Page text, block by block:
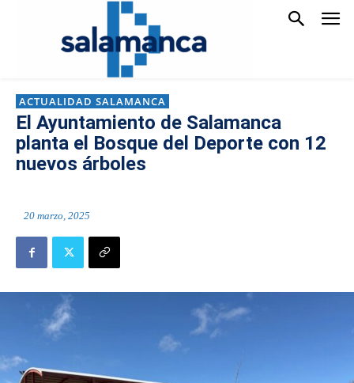
ACTUALIDAD SALAMANCA
El Ayuntamiento de Salamanca
planta el Bosque del Deporte con 12
nuevos árboles
20 marzo, 2025